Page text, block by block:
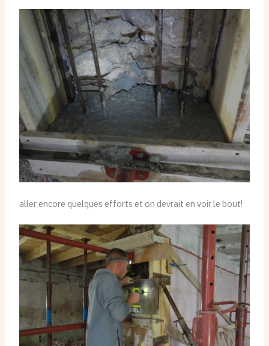
aller encore quelques efforts et on devrait en voir le bout!